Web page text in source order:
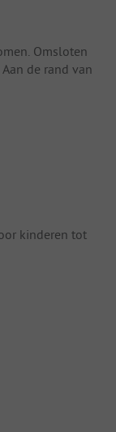
Omsloten
de rand van
kinderen tot